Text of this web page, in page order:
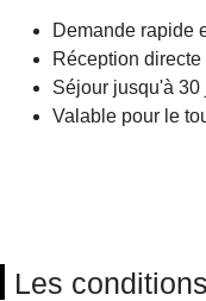
Demande rapide
Réception directe
Séjour jusqu'à 30
Valable pour le
Les